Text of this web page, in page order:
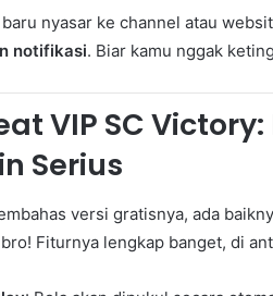
baru nyasar ke channel atau
notifikasi. Biar kamu nggak
VIP SC
Serius
versi gratisnya, ada
Fiturnya lengkap banget, di